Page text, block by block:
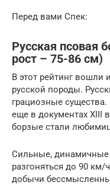
Перед вами Спек:
Русская псовая
рост – 75-86 см)
В этот рейтинг вошли
русской породы.
грациозные существа.
еще в документах XIII
борзые стали
Сильные, динамичные
разгоняться до 90 км/
добычи